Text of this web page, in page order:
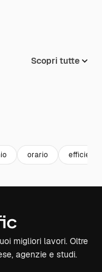
Scopri tutte
orario efficienza
migliori lavori. Oltre
agenzie e studi.